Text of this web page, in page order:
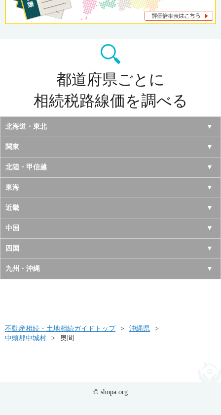
都道府県ごとに
相続税路線価を調べる
北海道・東北
北海道
青森県
岩手県
宮城県
秋田県
山形県
福島県
関東
東京都
神奈川県
千葉県
埼玉県
茨城県
栃木県
北陸・甲信越
山梨県
長野県
新潟県
富山県
石川県
東海
愛知県
岐阜県
三重県
静岡県
近畿
大阪府
京都府
兵庫県
和歌山県
中国
鳥取県
島根県
山口県
四国
徳島県
高知県
九州・沖縄
長崎県
不動産相続・土地相続ガイドトップ
沖縄県
中頭郡中城村
奥間
© shopa.org